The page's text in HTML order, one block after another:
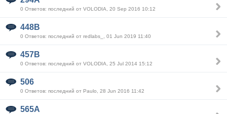
0 Ответов: последний от VOLODIA, 20 Sep 2016 10:12
448B
0 Ответов: последний от redlabs_, 01 Jun 2019 11:40
457B
0 Ответов: последний от VOLODIA, 25 Jul 2014 15:12
506
0 Ответов: последний от Paulo, 28 Jun 2016 11:42
565A